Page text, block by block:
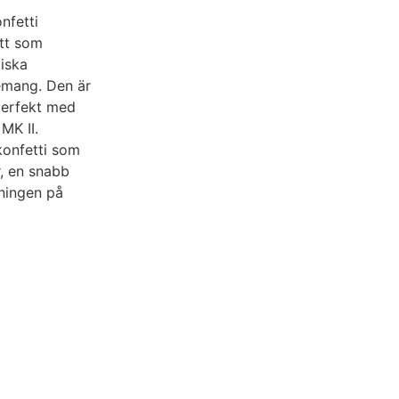
som
Den är
med
II.
som
en snabb
på